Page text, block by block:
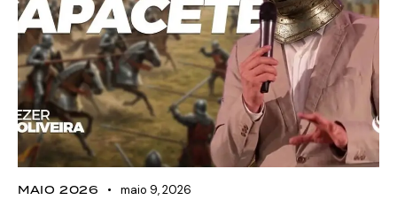
MAIO 2026 maio 9, 2026